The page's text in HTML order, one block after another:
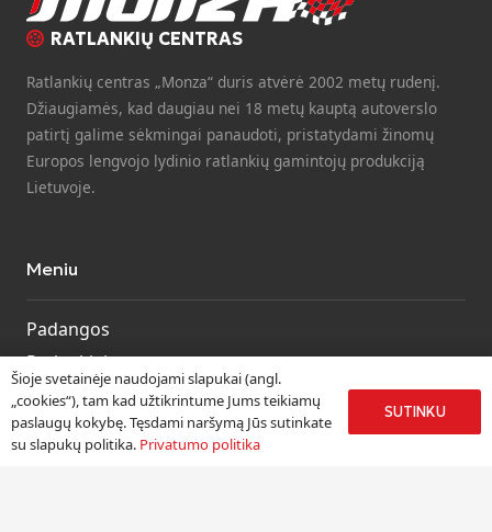
RATLANKIŲ CENTRAS
Ratlankių centras „Monza“ duris atvėrė 2002 metų rudenį.
Džiaugiamės, kad daugiau nei 18 metų kauptą autoverslo
patirtį galime sėkmingai panaudoti, pristatydami žinomų
Europos lengvojo lydinio ratlankių gamintojų produkciją
Lietuvoje.
Meniu
Padangos
Ratlankiai
Kitos prekės
Paslaugos
Šioje svetainėje naudojami slapukai (angl.
„cookies“), tam kad užtikrintume Jums teikiamų
paslaugų kokybę. Tęsdami naršymą Jūs sutinkate
su slapukų politika. Privatumo politika
SUTINKU